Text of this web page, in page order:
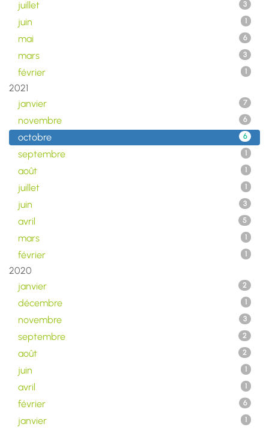
juillet 3
juin 1
mai 6
mars 3
février 1
2021
janvier
7
novembre 6
octobre 6
septembre 1
août 1
juillet 1
juin 3
avril 5
mars 1
février 1
2020
janvier
2
décembre 1
novembre 3
septembre 2
août 2
juin 1
avril 1
février 6
janvier 1